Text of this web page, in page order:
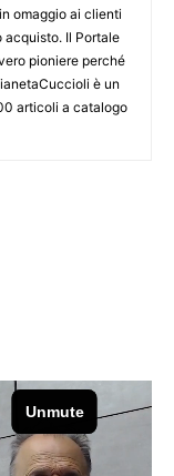
omaggio ai clienti
Il Portale
pioniere perché
è un
articoli a catalogo